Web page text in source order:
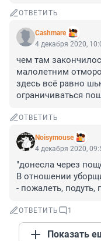
ОТВЕТИТЬ
Cashmare
4 декабря 2020,
чем там
малолетним
здесь всё равно
ограничиваться
ОТВЕТИТЬ
Noisymouse
4 декабря 2020,
"донесла через
В отношении
- пожалеть, подуть,
ОТВЕТИТЬ 1
Показать